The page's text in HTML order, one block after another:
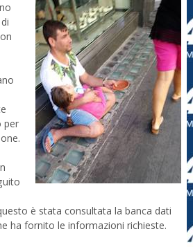
per
è stata consultata la banca dati
ha fornito le informazioni richieste.